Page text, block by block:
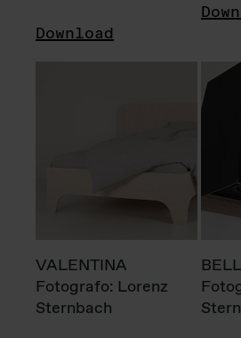
Download
VALENTINA
Fotografo: Lorenz
Sternbach